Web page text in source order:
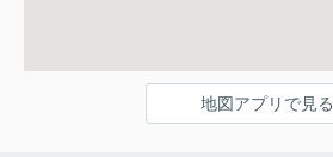
地図アプリで見る